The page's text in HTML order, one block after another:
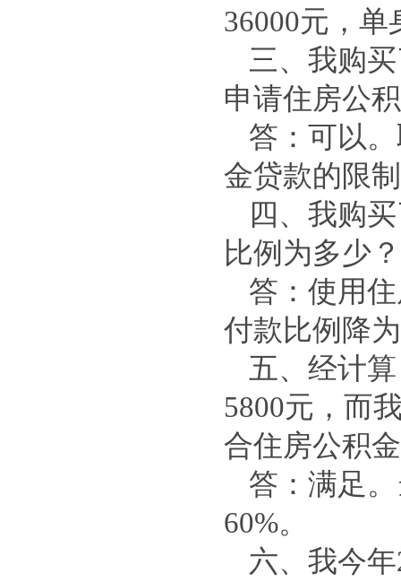
36000元，单
三、我购
申请住房公
答：可以
金贷款的限
四、我购
比例为多少？
答：使用
付款比例降
五、经计
5800元，而
合住房公积
答：满足
60%。
六、我今